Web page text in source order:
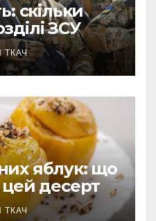
скільки
ЗСУ
ТКАЧ
яблук: що
цей десерт
ТКАЧ